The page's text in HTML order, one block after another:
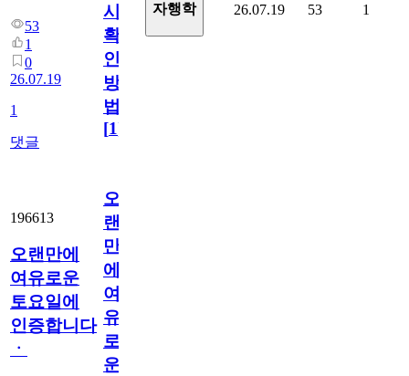
53
1
0
26.07.19
1
댓글
시
확
인
방
법
[1]
자행학 26.07.19 53 1
196613
오랜만에
여유로운
토요일에
인증합니다
ㆍ
오
랜
만
에
여
유
로
운